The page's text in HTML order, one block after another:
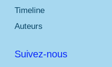
Timeline
Auteurs
Suivez-nous